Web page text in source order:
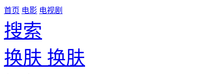
首页 电影 电视剧
搜索
换肤 换肤